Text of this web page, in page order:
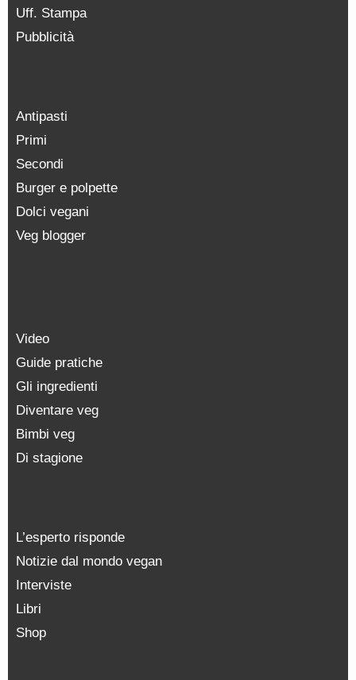
Uff. Stampa
Pubblicità
Antipasti
Primi
Secondi
Burger e polpette
Dolci vegani
Veg blogger
Video
Guide pratiche
Gli ingredienti
Diventare veg
Bimbi veg
Di stagione
L’esperto risponde
Notizie dal mondo vegan
Interviste
Libri
Shop